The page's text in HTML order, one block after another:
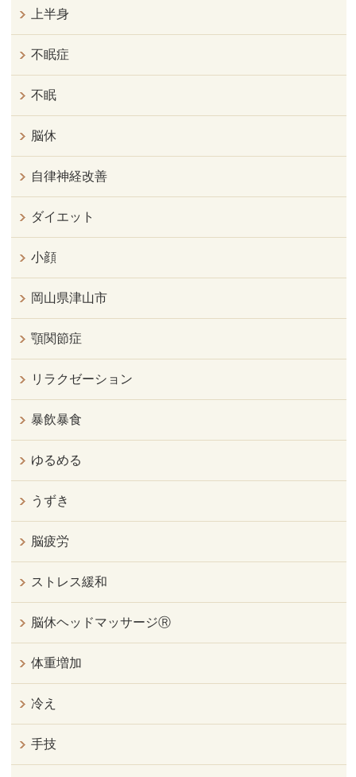
上半身
不眠症
不眠
脳休
自律神経改善
ダイエット
小顔
岡山県津山市
顎関節症
リラクゼーション
暴飲暴食
ゆるめる
うずき
脳疲労
ストレス緩和
脳休ヘッドマッサージⓇ
体重増加
冷え
手技